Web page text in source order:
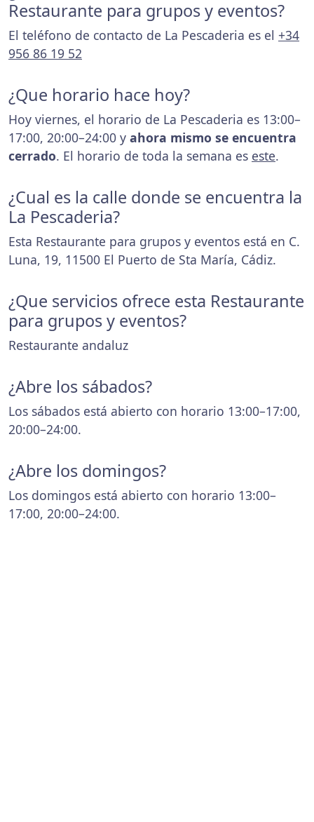
Restaurante para grupos y eventos?
El teléfono de contacto de La Pescaderia es el +34
956 86 19 52
¿Que horario hace hoy?
Hoy viernes, el horario de La Pescaderia es 13:00–
17:00, 20:00–24:00 y ahora mismo se encuentra
cerrado. El horario de toda la semana es este.
¿Cual es la calle donde se encuentra la
La Pescaderia?
Esta Restaurante para grupos y eventos está en C.
Luna, 19, 11500 El Puerto de Sta María, Cádiz.
¿Que servicios ofrece esta Restaurante
para grupos y eventos?
Restaurante andaluz
¿Abre los sábados?
Los sábados está abierto con horario 13:00–17:00,
20:00–24:00.
¿Abre los domingos?
Los domingos está abierto con horario 13:00–
17:00, 20:00–24:00.